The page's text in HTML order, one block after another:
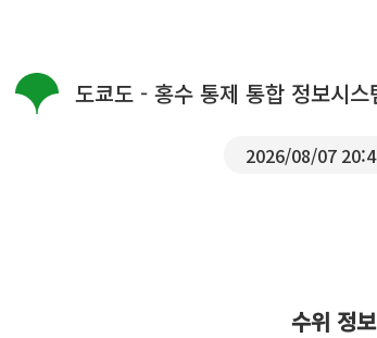
도쿄도 - 홍수 통제 통합 정보시
2026/08/07
수위 정보